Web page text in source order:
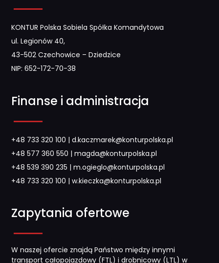
KONTUR Polska Sobiela Spółka Komandytowa
ul. Legionów 40,
43-502 Czechowice – Dziedzice
NIP: 652-172-70-38
Finanse i administracja
+48 733 320 100 |d.kaczmarek@konturpolska.pl
+48 577 360 550 |magda@konturpolska.pl
+48 539 390 235 |m.ogieglo@konturpolska.pl
+48 733 320 100 |w.kieczka@konturpolska.pl
Zapytania ofertowe
W naszej ofercie znajdą Państwo między innymi
transport całopojazdowy (FTL) i drobnicowy (LTL) w